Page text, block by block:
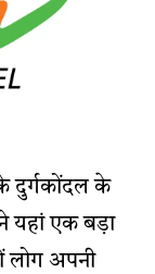
दुर्गकोंदल के
यहां एक बड़ा
लोग अपनी